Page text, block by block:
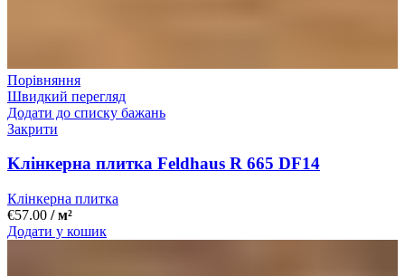
Порівняння
Швидкий перегляд
Додати до списку бажань
Закрити
Kлінкерна плитка Feldhaus R 665 DF14
Клінкерна плитка
€57.00 / м²
Додати у кошик